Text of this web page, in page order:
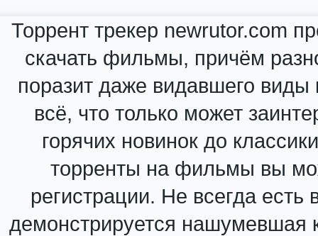
Торрент трекер newrutor.com
скачать фильмы, причём
поразит даже видавшего виды
всё, что только может
горячих новинок до
торренты на фильмы вы
регистрации. Не всегда есть
демонстрируется нашумевшая